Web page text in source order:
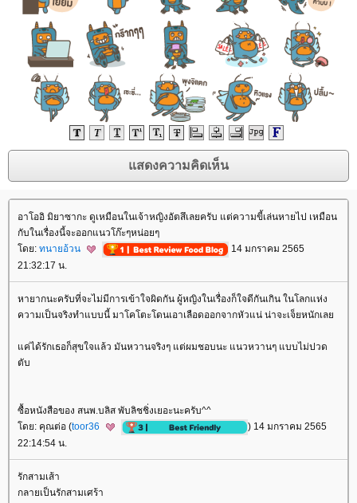
อาโออิ มิยาซากะ ดูเหมือนในเจ้าหญิงอัตสึเลยครับ แต่ความขี้เล่นหายไป เหมือน
กับในเรื่องนี้จะออกแนวโก๊ะๆหน่อยๆ
ดย: ทนายอ้วน
14 มกราคม 2565
21:32:17 น.
หายากนะครับที่จะไม่มีการเข้าใจผิดกัน ผู้หญิงในเรื่องก็ใจดีกันเกิน ในโลกแห่ง
ความเป็นจริงทำแบบนี้ มาโคโตะโดนเอาเลือดออกจากหัวแน่ น่าจะเจ็ยหนักเล
ค่ได้รักเธอก็สุขใจแล้ว มันหวานจริงๆ แต่ผมชอบนะ แนวหวานๆ แบบไม่ปวด
ตับ
ซื้อหนังสือของ สนพ.บลิส พับลิชชิ่งเยอะนะครับ^^
ดย: คุณต่อ (toor36
) 14 มกราคม 2565
22:14:54 น.
รักสามเส้า
กลายเป็นรักสามเศร้า